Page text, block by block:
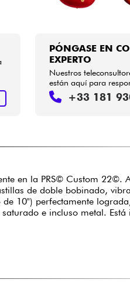
PÓNGASE EN
EXPERTO
Nuestros
están aquí para
+33 181
en la PRS© Custom 22©.
de doble bobinado,
10") perfectamente
e incluso metal. Está